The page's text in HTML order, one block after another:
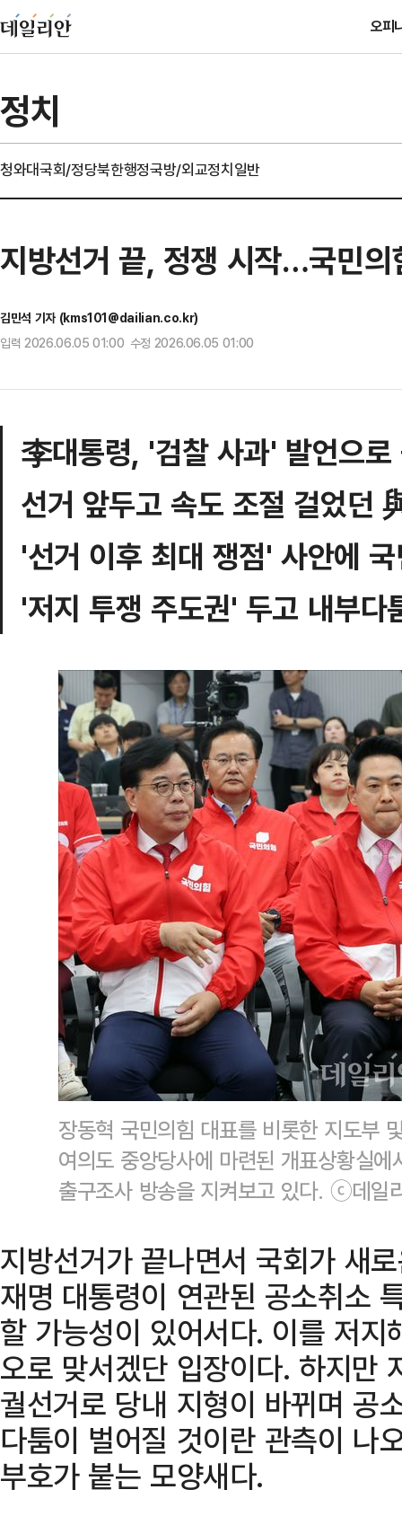
오피
정치
청와대국회/정당북한행정국방/외교정치일반
지방선거 끝, 정쟁 시작…국민
김민석 기자 (kms101@dailian.co.kr)
입력 2026.06.05 01:00 수정 2026.06.05 01:00
李대통령, '검찰 사과' 발언으로
선거 앞두고 속도 조절 걸었던
'선거 이후 최대 쟁점' 사안에
'저지 투쟁 주도권' 두고 내부다
장동혁 국민의힘 대표를 비롯한 지도부
여의도 중앙당사에 마련된 개표상황실
출구조사 방송을 지켜보고 있다. ⓒ데일
지방선거가 끝나면서 국회가 새
재명 대통령이 연관된 공소취소
할 가능성이 있어서다. 이를 저
오로 맞서겠단 입장이다. 하지만
궐선거로 당내 지형이 바뀌며 공
다툼이 벌어질 것이란 관측이 나
부호가 붙는 모양새다.